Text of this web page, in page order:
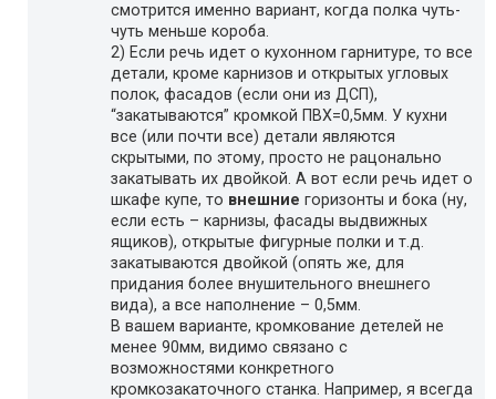
смотрится именно вариант, когда полка чуть-
чуть меньше короба.
2) Если речь идет о кухонном гарнитуре, то все
детали, кроме карнизов и открытых угловых
полок, фасадов (если они из ДСП),
“закатываются” кромкой ПВХ=0,5мм. У кухни
все (или почти все) детали являются
скрытыми, по этому, просто не рацонально
закатывать их двойкой. А вот если речь идет о
шкафе купе, то внешние горизонты и бока (ну,
если есть – карнизы, фасады выдвижных
ящиков), открытые фигурные полки и т.д.
закатываются двойкой (опять же, для
придания более внушительного внешнего
вида), а все наполнение – 0,5мм.
В вашем варианте, кромкование детелей не
менее 90мм, видимо связано с
возможностями конкретного
кромкозакаточного станка. Например, я всегда